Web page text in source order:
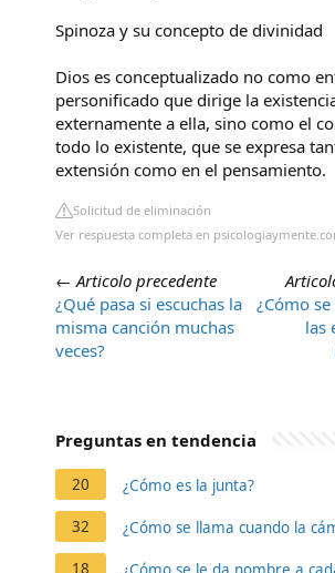
Spinoza y su concepto de divinidad
Dios es conceptualizado no como
personificado que dirige la
externamente a ella, sino como el
todo lo existente, que se expresa
extensión como en el pensamiento.
Solicitud de eliminación
Ver respuesta completa en
←Articolo precedente
¿Qué pasa si escuchas la
misma canción muchas
veces?
¿Cómo
las
Preguntas en tendencia
20 ¿Cómo es la junta?
32 ¿Cómo se llama cuando la
18